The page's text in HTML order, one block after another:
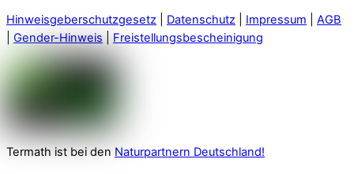
Hinweisgeberschutzgesetz Datenschutz Impressum
AGB
Gender-Hinweis Freistellungsbescheinigung
Termath ist bei den Naturpartnern Deutschland!